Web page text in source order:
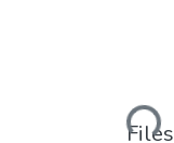
Loading...
Files